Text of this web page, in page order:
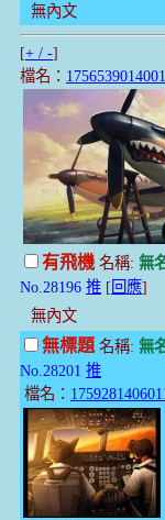
無內文
[+ / -]
檔名：
有飛機名稱: 無
No.28196 推 [ 回應]
無內文
無標題名稱: 無
No.28201 推
檔名：